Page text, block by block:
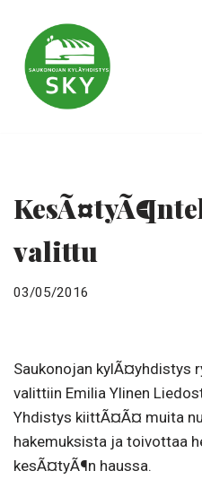
Siirry
suoraan
sisältöön
valittu
03/05/2016
Saukonojan kylÃ¤yhdistys
valittiin Emilia Ylinen
Yhdistys kiittÃ¤Ã¤ muita
hakemuksista ja toivottaa
kesÃ¤tyÃ¶n haussa.